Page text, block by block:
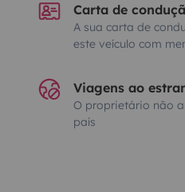
Carta de
A sua carta de
este veículo com
Viagens ao
O proprietário não
país